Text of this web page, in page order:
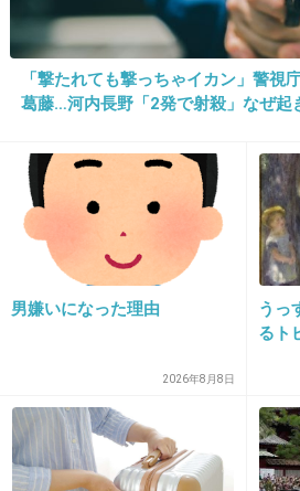
23. 匿名2013/12/03(火) 11:49:03
どこの国も多かれ少なかれ
大人の社会ってたまにへど
24. 匿名 2013/12/03(火) 11:49:17
カメラは隠しカメラなんじ
25. 匿名 2013/12/03(火) 11:49:49
「撃たれても撃っちゃイカン」警視
葛藤…河内長野「2発で射殺」なぜ起
男嫌いになった理由
2026年8月8日
うっ
るト